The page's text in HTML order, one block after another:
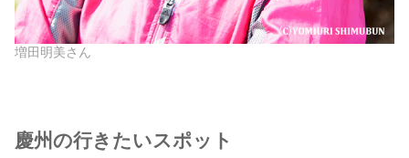
増田明美さん
慶州の行きたいスポット